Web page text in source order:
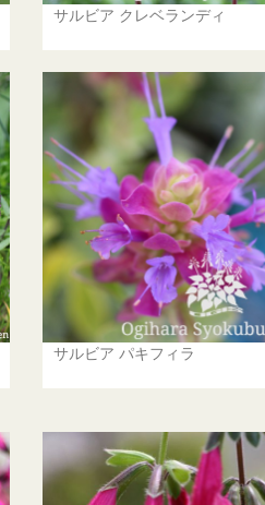
サルビア クレベランディ
サルビア パキフィラ